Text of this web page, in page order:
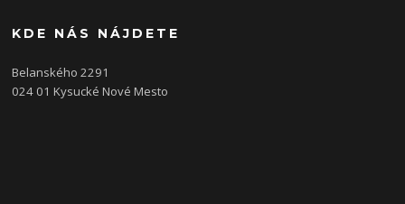
KDE NÁS NÁJDETE
Belanského 2291
024 01 Kysucké Nové Mesto